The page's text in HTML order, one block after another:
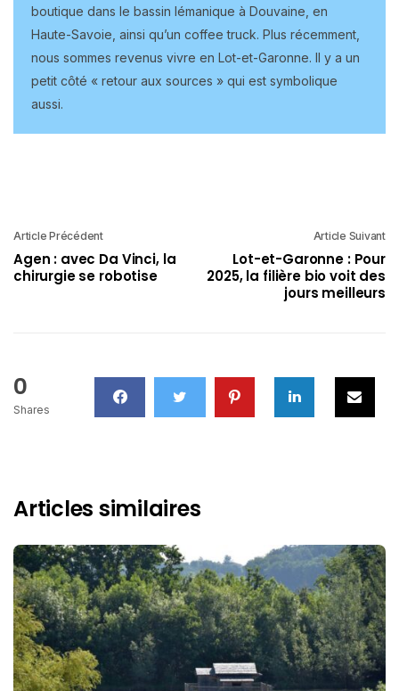
boutique dans le bassin lémanique à Douvaine, en
Haute-Savoie, ainsi qu’un coffee truck. Plus récemment,
nous sommes revenus vivre en Lot-et-Garonne. Il y a un
petit côté « retour aux sources » qui est symbolique
aussi.
Article Précédent
Agen : avec Da Vinci, la
chirurgie se robotise
Article Suivant
Lot-et-Garonne : Pour
2025, la filière bio voit des
jours meilleurs
0
Shares
Articles similaires